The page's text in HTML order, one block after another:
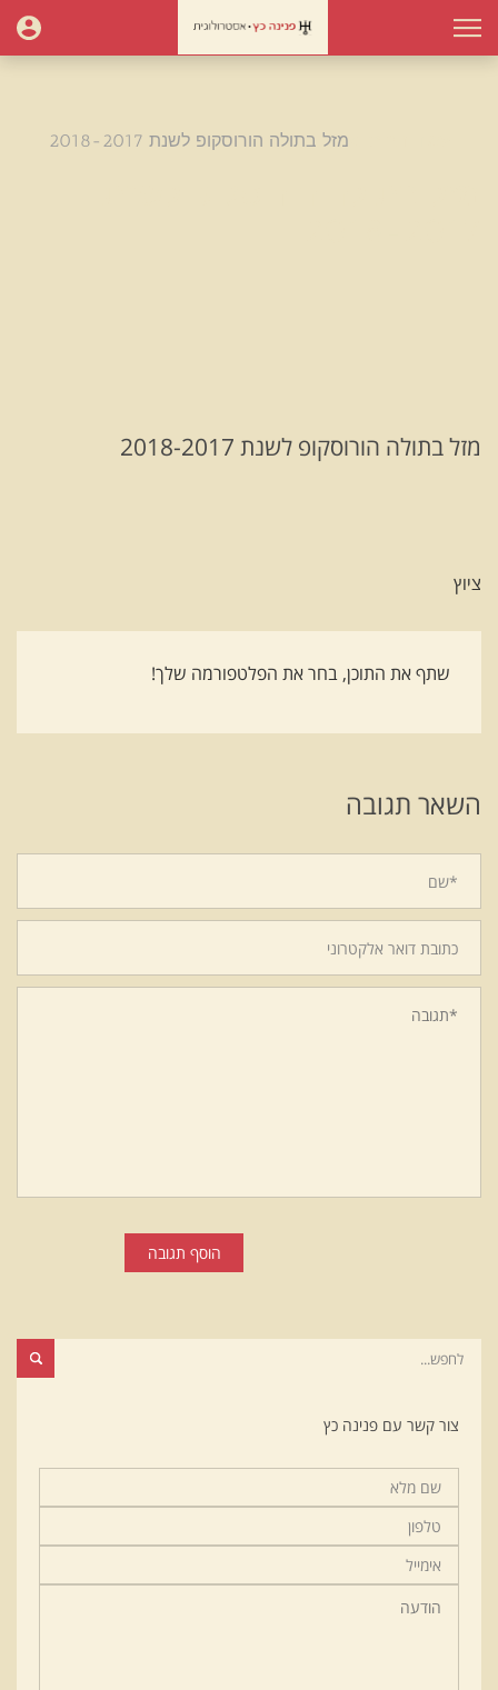
מזל בתולה הורוסקופ לשנת 2018-2017
מזל בתולה הורוסקופ לשנת 2018-2017
ציוץ
שתף את התוכן, בחר את הפלטפורמה שלך!
השאר תגובה
הוסף תגובה
צור קשר עם פנינה כץ